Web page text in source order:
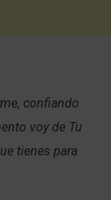
confiando
voy de Tu
tienes para